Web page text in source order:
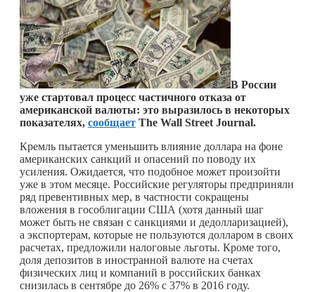
В России
уже стартовал процесс частичного отказа от
американской валюты: это выразилось в некоторых
показателях, сообщает The Wall Street Journal.
Кремль пытается уменьшить влияние доллара на фоне
американских санкций и опасений по поводу их
усиления. Ожидается, что подобное может произойти
уже в этом месяце. Российские регуляторы предприняли
ряд превентивных мер, в частности сокращены
вложения в гособлигации США (хотя данный шаг
может быть не связан с санкциями и дедолларизацией),
а экспортерам, которые не пользуются долларом в своих
расчетах, предложили налоговые льготы. Кроме того,
доля депозитов в иностранной валюте на счетах
физических лиц и компаний в российских банках
снизилась в сентябре до 26% с 37% в 2016 году.